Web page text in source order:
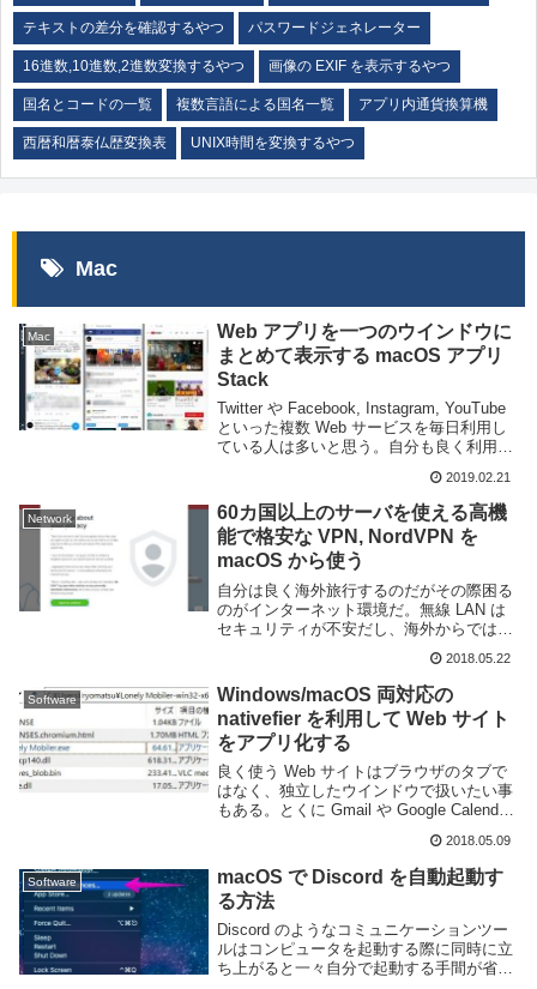
テキストの差分を確認するやつ パスワードジェネレーター
16進数,10進数,2進数変換するやつ 画像の EXIF を表示するやつ
国名とコードの一覧 複数言語による国名一覧 アプリ内通貨換算機
西暦和暦泰仏歴変換表 UNIX時間を変換するやつ
Mac
Mac
Web アプリを一つのウインドウに
まとめて表示する macOS アプリ
Stack
Twitter や Facebook, Instagram, YouTube
といった複数 Web サービスを毎日利用し
ている人は多いと思う。自分も良く利用す
山開かれるのは邪魔なときもある。
macO...
2019.02.21
Network
60カ国以上のサーバを使える高機
能で格安な VPN, NordVPN を
macOS から使う
自分は良く海外旅行するのだがその際困る
のがインターネット環境だ。無線 LAN は
セキュリティが不安だし、海外からでは日
る。それに国によっては検閲によりアクセ
スできない Web サイトもある。そういっ
た...
2018.05.22
Software
Windows/macOS 両対応の
nativefier を利用して Web サイト
をアプリ化する
良く使う Web サイトはブラウザのタブで
はなく、独立したウインドウで扱いたい事
もある。とくに Gmail や Google Calendar
リとしてそのまま利用できるほど高機能
だ。他にもブラウザ...
2018.05.09
Software
macOS で Discord を自動起動す
る方法
Discord のようなコミュニケーションツー
ルはコンピュータを起動する際に同時に立
ち上がると一々自分で起動する手間が省け